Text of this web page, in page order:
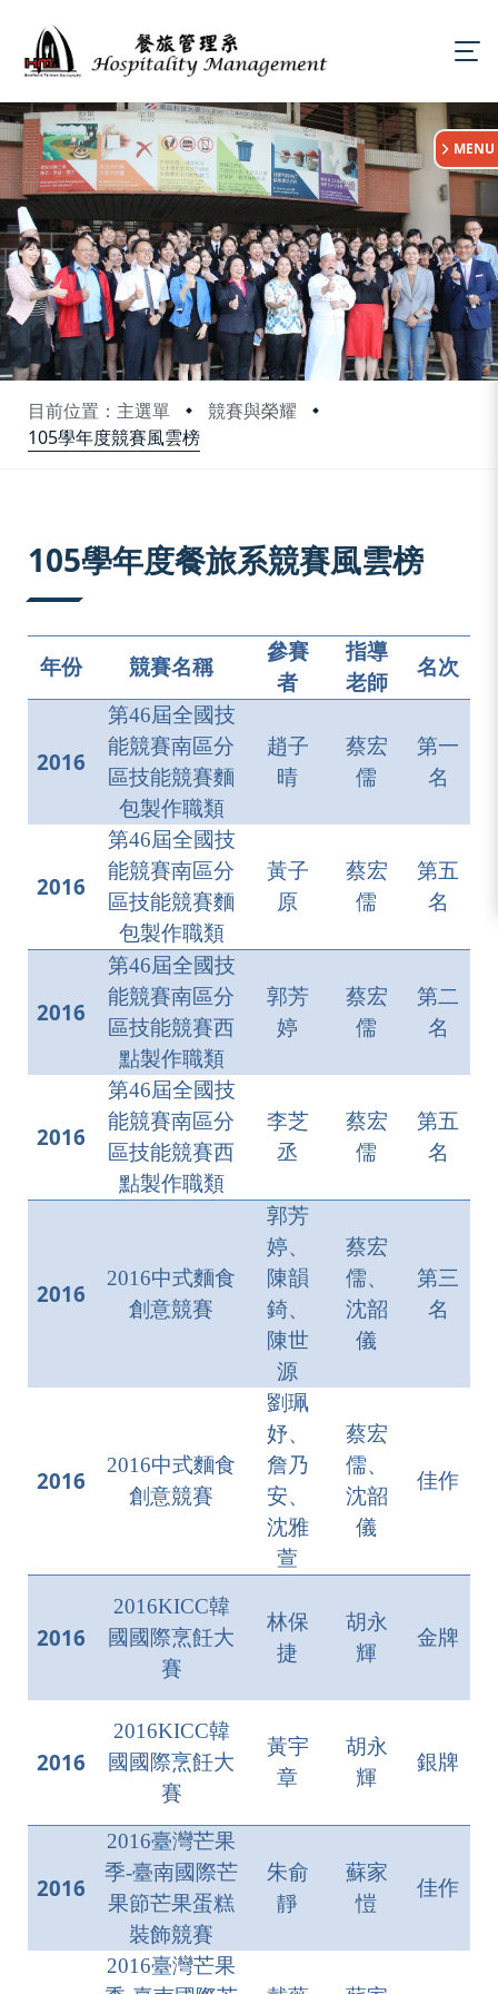
目前位置：主選單
競賽與榮耀
105學年度競賽風雲榜
:::
MENU
105學年度餐旅系競賽風雲榜
年份 競賽名稱
參賽
者
指導
老師
名次
2016
第46屆全國技
能競賽南區分
區技能競賽麵
包製作職類
趙子
晴
蔡宏
儒
第一
名
2016
第46屆全國技
能競賽南區分
區技能競賽麵
包製作職類
黃子
原
蔡宏
儒
第五
名
2016
第46屆全國技
能競賽南區分
區技能競賽西
點製作職類
郭芳
婷
蔡宏
儒
第二
名
2016
第46屆全國技
能競賽南區分
區技能競賽西
點製作職類
李芝
丞
蔡宏
儒
第五
名
2016
2016中式麵食
創意競賽
郭芳
婷、
陳韻
錡、
陳世
源
蔡宏
儒、
沈韶
儀
第三
名
2016
2016中式麵食
創意競賽
劉珮
妤、
詹乃
安、
沈雅
萱
蔡宏
儒、
沈韶
儀
佳作
2016
2016KICC韓
國國際烹飪大
賽
林保
捷
胡永
輝
金牌
2016
2016KICC韓
國國際烹飪大
賽
黃宇
章
胡永
輝
銀牌
2016
2016臺灣芒果
季-臺南國際芒
果節芒果蛋糕
裝飾競賽
朱俞
靜
蘇家
愷
佳作
2016臺灣芒果